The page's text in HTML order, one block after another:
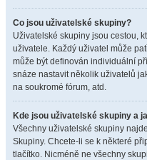
Co jsou uživatelské skupiny?
Uživatelské skupiny jsou cestou,
uživatele. Každý uživatel může
může být definován individuální
snáze nastavit několik uživatelů
na soukromé fórum, atd.
Kde jsou uživatelské skupiny a
Všechny uživatelské skupiny
Skupiny. Chcete-li se k některé
tlačítko. Nicméně ne všechny